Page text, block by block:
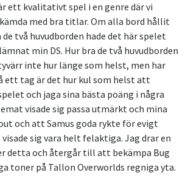
ett kvalitativt spel i en genre där vi
med bra titlar. Om alla bord hållit
två huvudborden hade det här spelet
min DS. Hur bra de två huvudborden
inte hur länge som helst, men har
ett tag är det hur kul som helst att
och jaga sina bästa poäng i några
visade sig passa utmärkt och mina
och att Samus goda rykte för evigt
sig vara helt felaktiga. Jag drar en
detta och återgår till att bekämpa Bug
toner på Tallon Overworlds regniga yta.